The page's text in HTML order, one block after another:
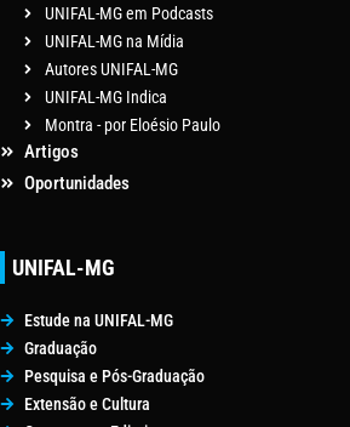
UNIFAL-MG em Podcasts
UNIFAL-MG na Mídia
Autores UNIFAL-MG
UNIFAL-MG Indica
Montra - por Eloésio Paulo
Artigos
Oportunidades
UNIFAL-MG
Estude na UNIFAL-MG
Graduação
Pesquisa e Pós-Graduação
Extensão e Cultura